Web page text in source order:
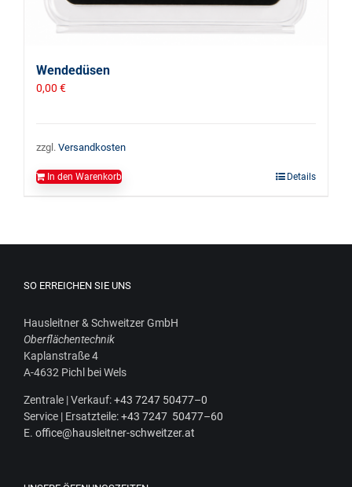
Wendedüsen
0,00 €
zzgl. Versandkosten
In den Warenkorb Details
SO ERREICHEN SIE UNS
Haus­leit­ner & Schweit­zer GmbH
Ober­flä­chen­tech­nik
Kaplan­stra­ße 4
A‑4632 Pichl bei Wels
Zen­tra­le | Ver­kauf:+43 7247 50477–0
Ser­vice | Ersatz­tei­le:+43 7247 50477–60
E. office@hausleitner-schweitzer.at